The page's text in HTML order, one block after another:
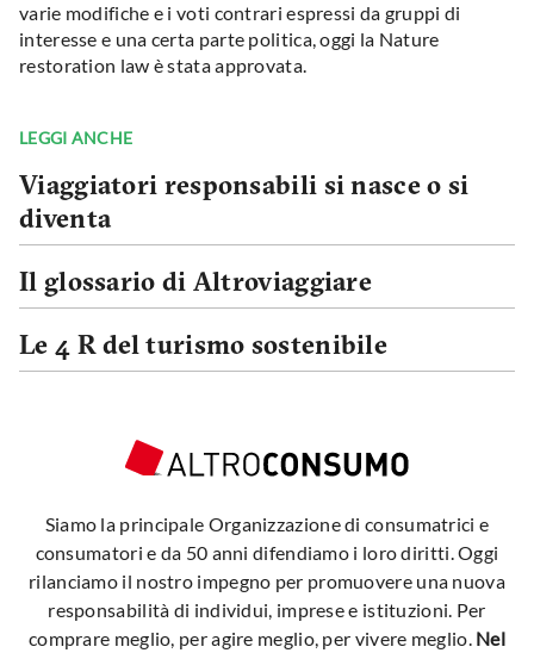
varie modifiche e i voti contrari espressi da gruppi di
interesse e una certa parte politica, oggi la Nature
restoration law è stata approvata.
LEGGI ANCHE
Viaggiatori responsabili si nasce o si
diventa
Il glossario di Altroviaggiare
Le 4 R del turismo sostenibile
Siamo la principale Organizzazione di consumatrici e
consumatori e da 50 anni difendiamo i loro diritti. Oggi
rilanciamo il nostro impegno per promuovere una nuova
responsabilità di individui, imprese e istituzioni. Per
comprare meglio, per agire meglio, per vivere meglio. Nel